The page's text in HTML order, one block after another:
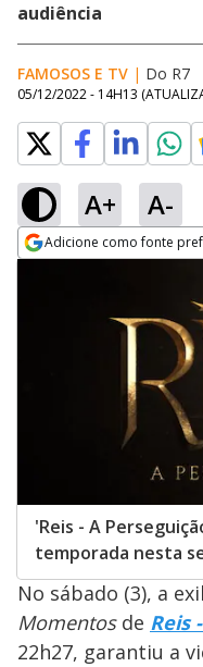
audiência
FAMOSOS E TV | Do R7
05/12/2022 - 14H13
A+ A-
Adicione como fonte
'Reis - A
temporada nesta
No sábado (3), a
Momentosde Reis
22h27, garantiu a